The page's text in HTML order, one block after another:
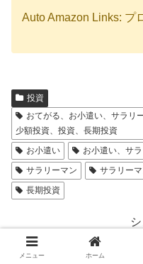
Auto Amazon Links: プ
投資
おてがる、お小遣い、サラリ
少額投資、投資、長期投資
お小遣い
お小遣い、サ
サラリーマン
サラリー
長期投資
メニュー ホーム